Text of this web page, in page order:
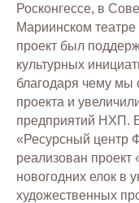
Росконгессе, в
Мариинском театре
проект был
культурных
благодаря чему мы
проекта и
предприятий НХП.
«Ресурсный центр
реализован
новогодних елок в
художественных